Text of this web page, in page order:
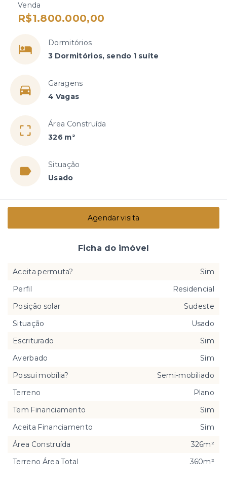
Venda
R$1.800.000,00
Dormitórios
3 Dormitórios, sendo 1 suíte
Garagens
4 Vagas
Área Construída
326 m²
Situação
Usado
Agendar visita
Ficha do imóvel
Aceita permuta?
Sim
Perfil
Residencial
Posição solar
Sudeste
Situação
Usado
Escriturado
Sim
Averbado
Sim
Possui mobília?
Semi-mobiliado
Terreno
Plano
Tem Financiamento
Sim
Aceita Financiamento
Sim
Área Construída
326m²
Terreno Área Total
360m²